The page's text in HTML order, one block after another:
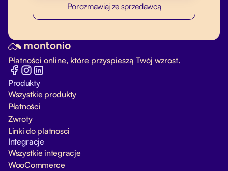
Porozmawiaj ze sprzedawcą
Płatności online, które przyspieszą Twój wzrost.
Produkty
Wszystkie produkty
Płatności
Zwroty
Linki do platnosci
Integracje
Wszystkie integracje
WooCommerce